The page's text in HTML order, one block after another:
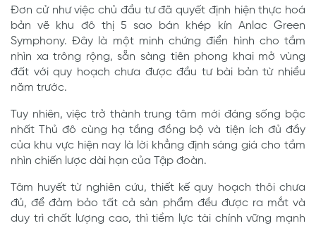
Đơn cử như việc chủ đầu tư đã quyết định hiện thực hoá
bản vẽ khu đô thị 5 sao bán khép kín Anlac Green
Symphony. Đây là một minh chứng điển hình cho tầm
nhìn xa trông rộng, sẵn sàng tiên phong khai mở vùng
đất với quy hoạch chưa được đầu tư bài bản từ nhiều
năm trước.
Tuy nhiên, việc trở thành trung tâm mới đáng sống bậc
nhất Thủ đô cùng hạ tầng đồng bộ và tiện ích đủ đầy
của khu vực hiện nay là lời khẳng định sáng giá cho tầm
nhìn chiến lược dài hạn của Tập đoàn.
Tâm huyết từ nghiên cứu, thiết kế quy hoạch thôi chưa
đủ, để đảm bảo tất cả sản phẩm đều được ra mắt và
duy trì chất lượng cao, thì tiềm lực tài chính vững mạnh